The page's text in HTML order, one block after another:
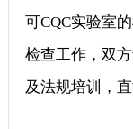
可CQC实验室
检查工作，双
及法规培训，